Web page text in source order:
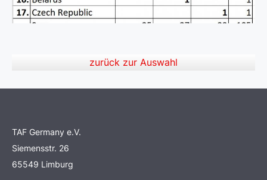
zurück zur Auswahl
TAF Germany e.V.
Siemensstr. 26
65549 Limburg